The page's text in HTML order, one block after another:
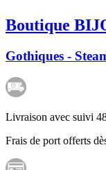
Boutique
Gothiques -
Livraison avec suivi
Frais de port offerts